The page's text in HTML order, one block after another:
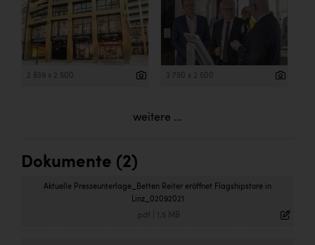
2 839 x 2 500 3 750 x 2 500
weitere ...
Dokumente (2)
Aktuelle Presseunterlage_Betten Reiter eröffnet Flagshipstore in
Linz_02092021
.pdf 1,5 MB